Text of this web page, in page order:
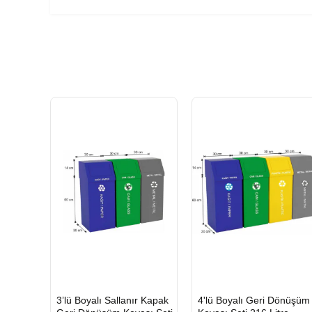
GÖNDERİ
3’lü Boyalı Sallanır Kapak
GÖNDERİ
4'lü Boyalı Geri Dönüşüm